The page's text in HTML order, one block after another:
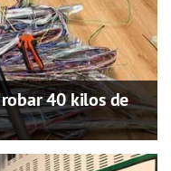
40 kilos de